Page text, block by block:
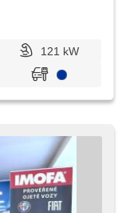
121 kW